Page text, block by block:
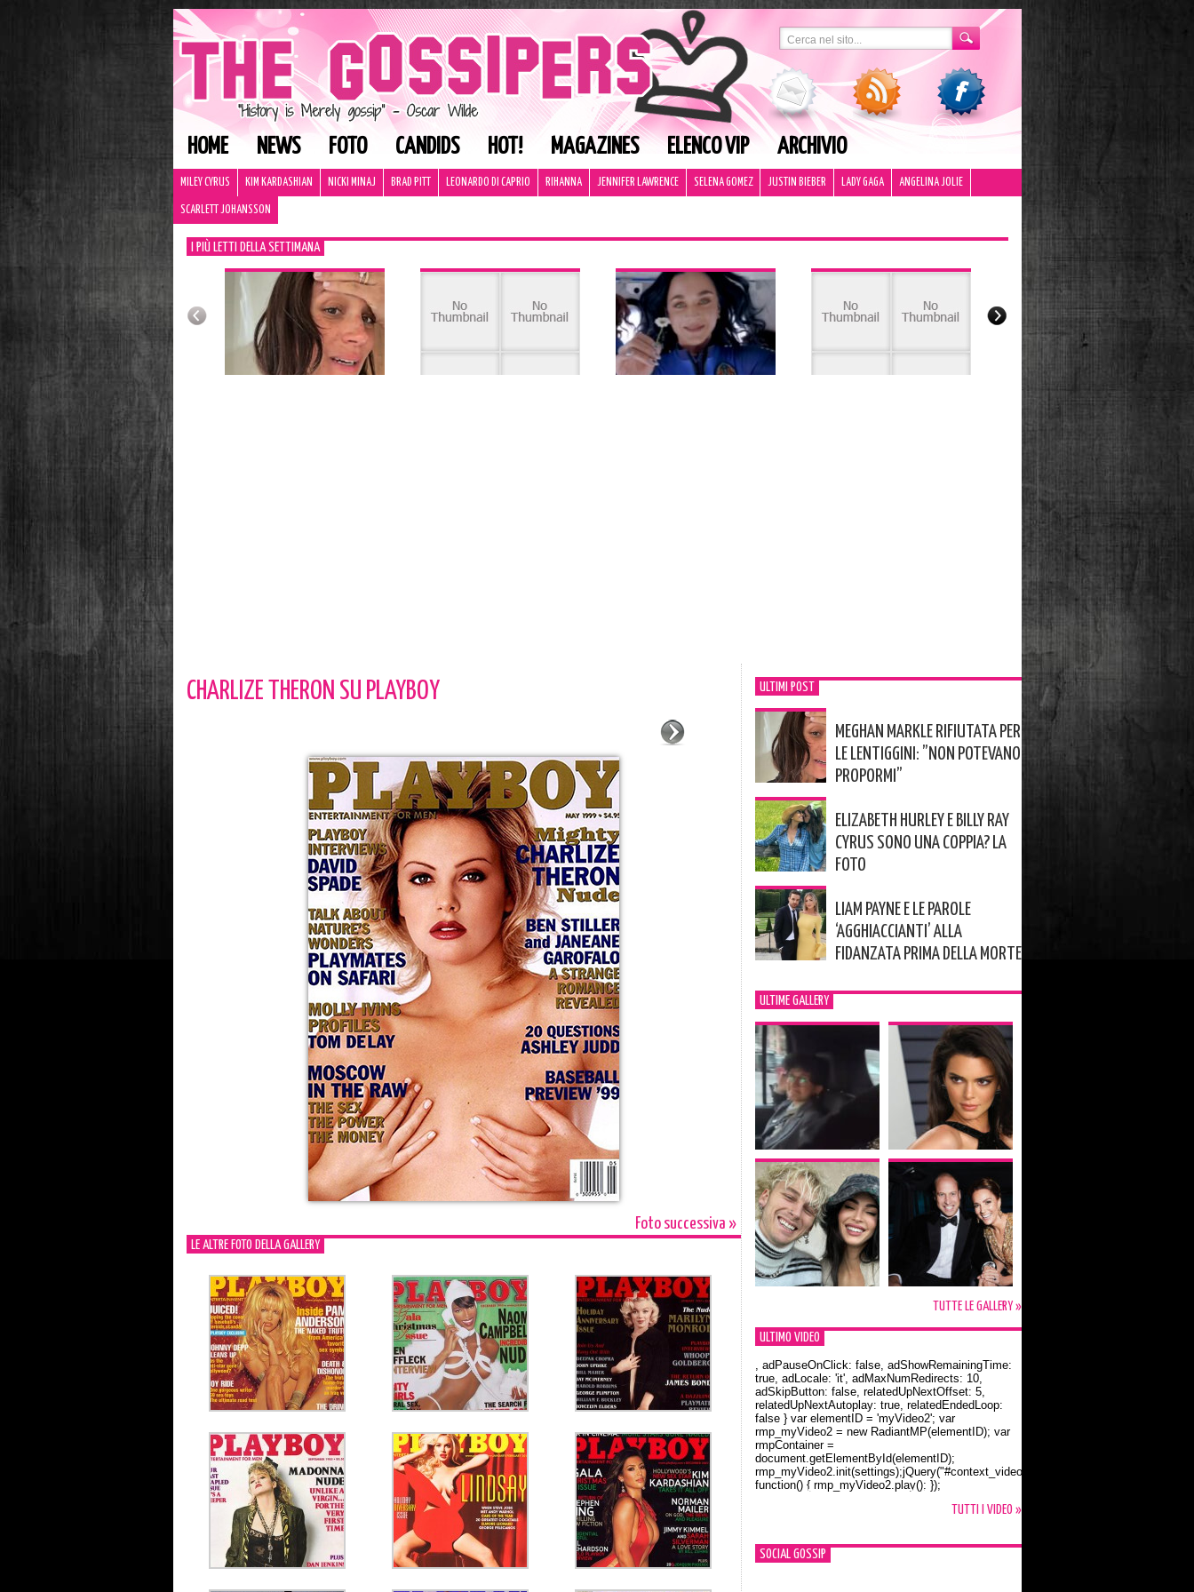
HOME NEWS FOTO CANDIDS HOT! MAGAZINES ELENCO VIP ARCHIVIO
MILEY CYRUS KIM KARDASHIAN NICKI MINAJ BRAD PITT LEONARDO DI CAPRIO RIHANNA JENNIFER LAWRENCE SELENA GOMEZ JUSTIN BIEBER LADY GAGA ANGELINA JOLIE
SCARLETT JOHANSSON
I PIÙ LETTI DELLA SETTIMANA
CHARLIZE THERON SU PLAYBOY
Foto successiva »
LE ALTRE FOTO DELLA GALLERY
ULTIMI POST
MEGHAN MARKLE RIFIUTATA PER
LE LENTIGGINI: ”NON POTEVANO
PROPORMI”
ELIZABETH HURLEY E BILLY RAY
CYRUS SONO UNA COPPIA? LA
FOTO
LIAM PAYNE E LE PAROLE
‘AGGHIACCIANTI’ ALLA
FIDANZATA PRIMA DELLA MORTE
ULTIME GALLERY
TUTTE LE GALLERY »
ULTIMO VIDEO
Orlando Bloom e la t-shirt dedicata a Flynn
, adPauseOnClick: false, adShowRemainingTime:
true, adLocale: 'it', adMaxNumRedirects: 10,
adSkipButton: false, relatedUpNextOffset: 5,
relatedUpNextAutoplay: true, relatedEndedLoop:
false } var elementID = 'myVideo2'; var
rmp_myVideo2 = new RadiantMP(elementID); var
rmpContainer =
document.getElementById(elementID);
rmp_myVideo2.init(settings);jQuery("#context_video2").one("mouseover",
function() { rmp_myVideo2.play(); });
TUTTI I VIDEO »
SOCIAL GOSSIP